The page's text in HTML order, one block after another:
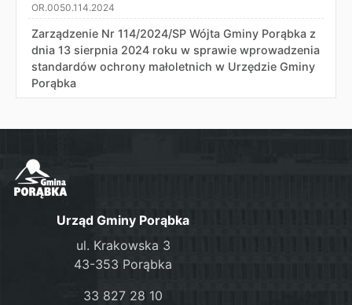
OR.0050.114.2024
Zarządzenie Nr 114/2024/SP Wójta Gminy Porąbka z
dnia 13 sierpnia 2024 roku w sprawie wprowadzenia
standardów ochrony małoletnich w Urzędzie Gminy
Porąbka
Urząd Gminy Porąbka
ul. Krakowska 3
43-353 Porąbka
33 827 28 10